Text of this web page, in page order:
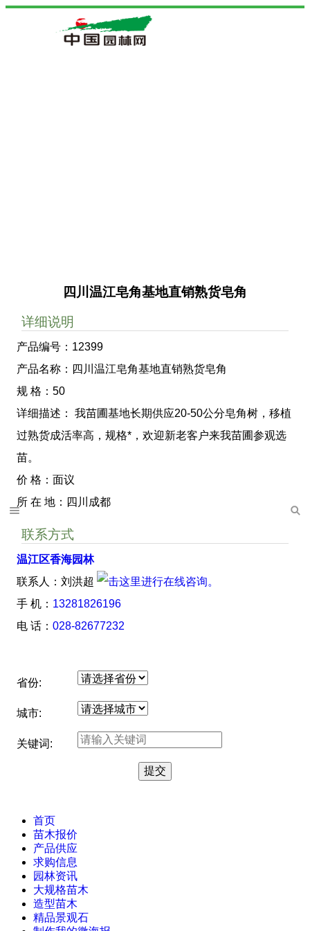
四川温江皂角基地直销熟货皂角
详细说明
产品编号：12399
产品名称：四川温江皂角基地直销熟货皂角
规 格：50
详细描述： 我苗圃基地长期供应20-50公分皂角树，移植
过熟货成活率高，规格*，欢迎新老客户来我苗圃参观选
苗。
价 格：面议
所 在 地：四川成都
联系方式
温江区香海园林
联系人：刘洪超
手 机： 13281826196
电 话： 028-82677232
省份:
城市:
关键词:
首页
苗木报价
产品供应
求购信息
园林资讯
大规格苗木
造型苗木
精品景观石